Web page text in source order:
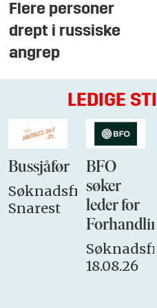
Flere personer
drept i russiske
angrep
LEDIGE
Bussjåfør
Søknadsfrist:
Snarest
BFO
søker
leder for
18.08.26